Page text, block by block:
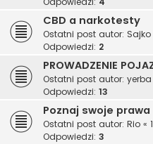
CBD a narkotesty
Ostatni post autor: Sajko
Odpowiedzi: 2
PROWADZENIE
Ostatni post autor: yerba
Odpowiedzi: 13
Poznaj swoje prawa
Ostatni post autor: Rio «
Odpowiedzi: 3